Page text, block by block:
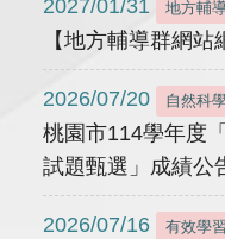
2027/01/31 地方輔
【地方輔導群網站
2026/07/20 自然科
桃園市114學年度
試題甄選」成績公
2026/07/16 有效學